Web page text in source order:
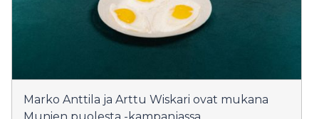
Marko Anttila ja Arttu Wiskari ovat mukana